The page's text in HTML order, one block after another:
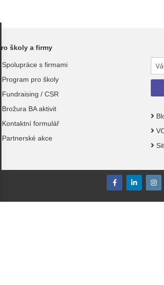
Pro školy a firmy
Spolupráce s firmami
Program pro školy
Fundraising / CSR
Brožura BA aktivit
Kontaktní formulář
Partnerské akce